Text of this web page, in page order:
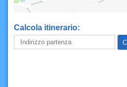
Calcola itinerario: